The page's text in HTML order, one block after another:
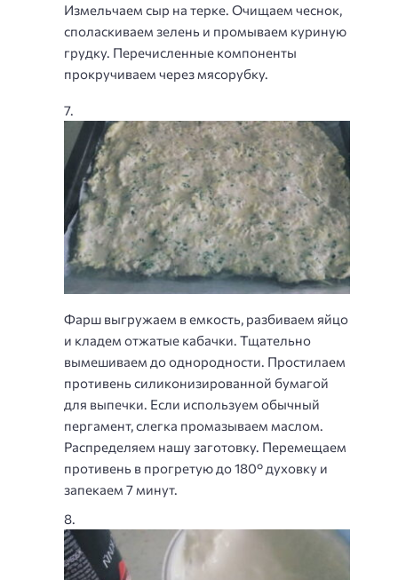
Измельчаем сыр на терке. Очищаем чеснок,
споласкиваем зелень и промываем куриную
грудку. Перечисленные компоненты
прокручиваем через мясорубку.
Фарш выгружаем в емкость, разбиваем яйцо
и кладем отжатые кабачки. Тщательно
вымешиваем до однородности. Простилаем
противень силиконизированной бумагой
для выпечки. Если используем обычный
пергамент, слегка промазываем маслом.
Распределяем нашу заготовку. Перемещаем
противень в прогретую до 180° духовку и
запекаем 7 минут.